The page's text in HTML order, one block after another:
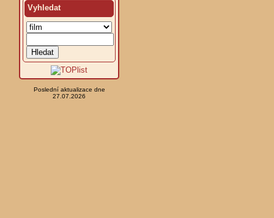
Vyhledat
Poslední aktualizace dne
27.07.2026